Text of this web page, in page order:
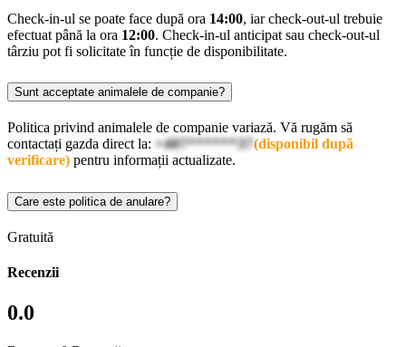
Check-in-ul se poate face după ora 14:00, iar check-out-ul trebuie
efectuat până la ora 12:00. Check-in-ul anticipat sau check-out-ul
târziu pot fi solicitate în funcție de disponibilitate.
Sunt acceptate animalele de companie?
Politica privind animalele de companie variază. Vă rugăm să
contactați gazda direct la: +407******37(disponibil după
verificare) pentru informații actualizate.
Care este politica de anulare?
Gratuită
Recenzii
0.0